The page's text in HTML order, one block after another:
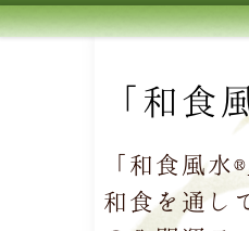
「和食
「和食風水®
和食を通し